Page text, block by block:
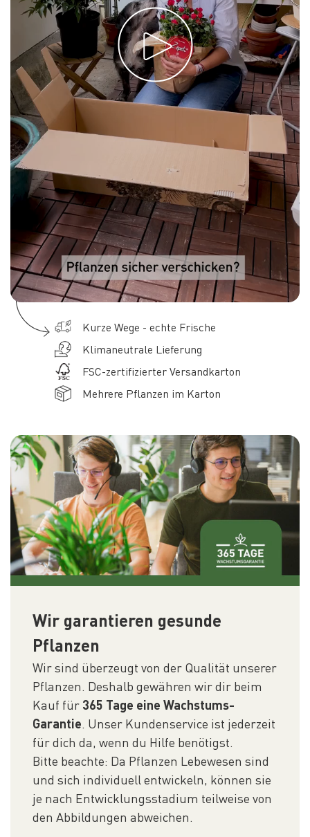
Kurze Wege - echte Frische
Klimaneutrale Lieferung
FSC-zertifizierter Versandkarton
Mehrere Pflanzen im Karton
Wir garantieren gesunde
Pflanzen
Wir sind überzeugt von der Qualität unserer
Pflanzen. Deshalb gewähren wir dir beim
Kauf für 365 Tage eine Wachstums-
Garantie. Unser Kundenservice ist jederzeit
für dich da, wenn du Hilfe benötigst.
Bitte beachte: Da Pflanzen Lebewesen sind
und sich individuell entwickeln, können sie
je nach Entwicklungsstadium teilweise von
den Abbildungen abweichen.